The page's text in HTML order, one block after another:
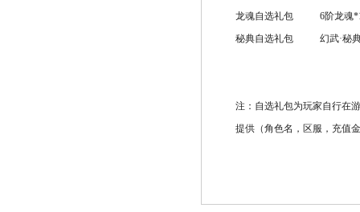
龙魂自选礼包
6阶龙魂
秘典自选礼包
幻武·秘
注：自选礼包为玩家自行在
提供（角色名，区服，充值